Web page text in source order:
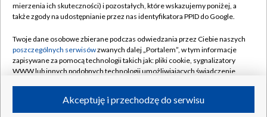
Naziemna Telewizja Cyfrowa
Rada Programowa
System NOS
Informacje o nadawcy
Program dla prasy
Pomoc
Kontakt
Kanały
mierzenia ich skuteczności) i pozostałych, które wskazujemy poniżej, a
także zgody na udostępnianie przez nas identyfikatora PPID do Google.
Twoje dane osobowe zbierane podczas odwiedzania przez Ciebie naszych
poszczególnych serwisówzwanych dalej „Portalem”, w tym informacje
zapisywane za pomocą technologii takich jak: pliki cookie, sygnalizatory
WWW lub innych podobnych technologii umożliwiających świadczenie
ruchu w Internecie.Akceptuję i przechodzę do serwisu